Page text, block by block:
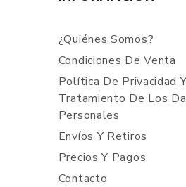
¿Quiénes Somos?
Condiciones De Venta
Política De Privacidad Y
Tratamiento De Los
Personales
Envíos Y Retiros
Precios Y Pagos
Contacto